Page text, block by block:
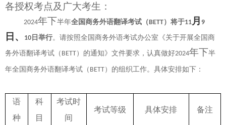
各授权考点及广大考生：
2024年下半年全国商务外语翻译考试（BETT）将于11 月 9
日、 10日举行。请按照全国商务外语考试办公室《关于开展全国商
务外语翻译考试（ BETT）的通知》文件要求，认真做好2024年下半
年全国商务外语翻译考试（ BETT）的组织工作。具体安排如下：
语
种
科
目
考试时
间
考试等级 具体安排 备注